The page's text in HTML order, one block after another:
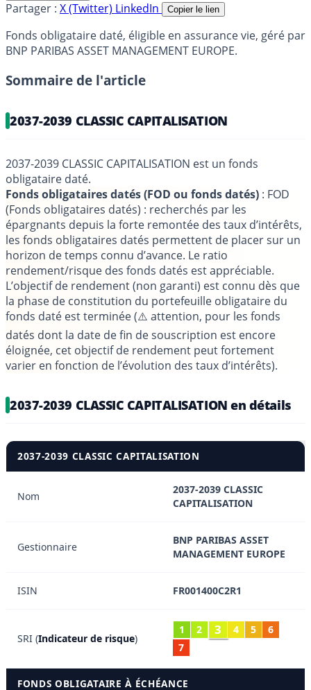
Partager : X (Twitter) LinkedIn Copier le lien
Fonds obligataire daté, éligible en assurance vie, géré par
BNP PARIBAS ASSET MANAGEMENT EUROPE.
Sommaire de l'article
2037-2039 CLASSIC CAPITALISATION
2037-2039 CLASSIC CAPITALISATION est un fonds
obligataire daté.
Fonds obligataires datés (FOD ou fonds datés) : FOD
(Fonds obligataires datés) : recherchés par les
épargnants depuis la forte remontée des taux d’intérêts,
les fonds obligataires datés permettent de placer sur un
horizon de temps connu d’avance. Le ratio
rendement/risque des fonds datés est appréciable.
L’objectif de rendement (non garanti) est connu dès que
la phase de constitution du portefeuille obligataire du
fonds daté est terminée (⚠️ attention, pour les fonds
datés dont la date de fin de souscription est encore
éloignée, cet objectif de rendement peut fortement
varier en fonction de l’évolution des taux d’intérêts).
2037-2039 CLASSIC CAPITALISATION en détails
2037-2039 CLASSIC CAPITALISATION
Nom
2037-2039 CLASSIC
CAPITALISATION
Gestionnaire
BNP PARIBAS ASSET
MANAGEMENT EUROPE
ISIN FR001400C2R1
SRI (Indicateur de risque)
1 2 3 4 5
6
7
FONDS OBLIGATAIRE À ÉCHÉANCE